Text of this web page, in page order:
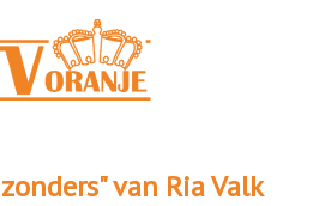
" van Ria Valk